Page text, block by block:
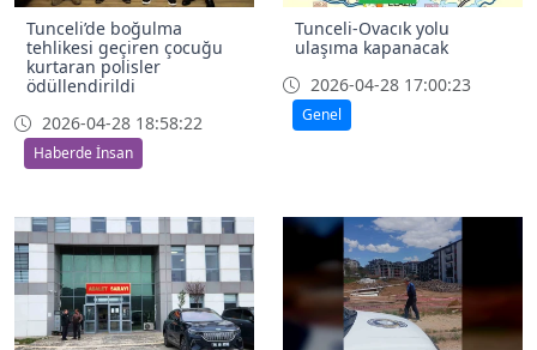
Tunceli’de boğulma
tehlikesi geçiren çocuğu
kurtaran polisler
ödüllendirildi
2026-04-28 18:58:22
Haberde İnsan
Tunceli-Ovacık yolu
ulaşıma kapanacak
2026-04-28 17:00:23
Genel